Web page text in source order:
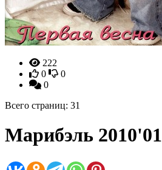
222
0
0
0
Всего страниц: 31
Марибэль 2010'01